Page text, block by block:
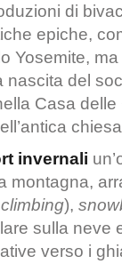
di
epiche,
Yosemite,
nascita del
Casa
invernali
montagna,
),
sulla neve
verso i